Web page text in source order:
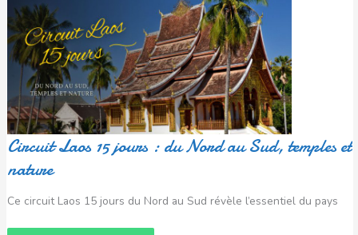
Circuit Laos 15 jours : du Nord au Sud, temples et
nature
Ce circuit Laos 15 jours du Nord au Sud révèle l’essentiel du pays
jours
du
Nord
au
Sud,
temples
et
nature